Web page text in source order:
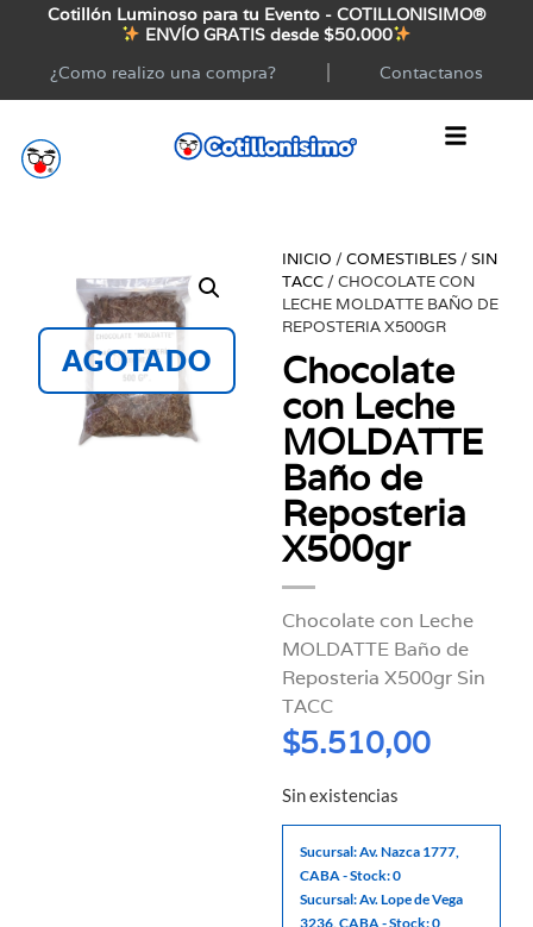
Cotillón Luminoso para tu Evento - COTILLONISIMO®
ENVÍO GRATIS desde $50.000
¿Como realizo una compra?
Contactanos
AGOTADO
INICIO /COMESTIBLES /SIN
TACC / CHOCOLATE CON
LECHE MOLDATTE BAÑO DE
REPOSTERIA X500GR
Chocolate
con Leche
MOLDATTE
Baño de
Reposteria
X500gr
Chocolate con Leche
MOLDATTE Baño de
Reposteria X500gr Sin
TACC
$5.510,00
Sin existencias
Sucursal: Av. Nazca 1777,
CABA - Stock: 0
Sucursal: Av. Lope de Vega
3236, CABA - Stock: 0